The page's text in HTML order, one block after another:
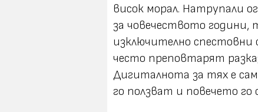
висок морал. Натрупали
за човечеството
изключително спестовни
често преповтарят
Дигиталнота за тях е
го ползват и повечето го